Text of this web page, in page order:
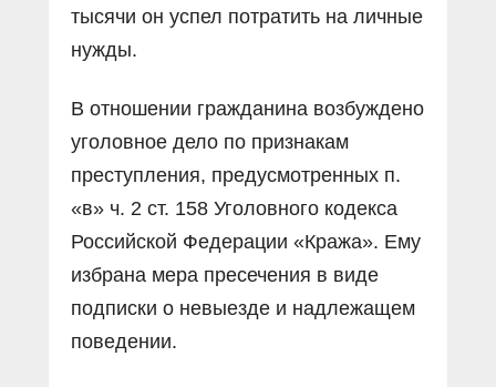
тысячи он успел потратить на личные
нужды.
В отношении гражданина возбуждено
уголовное дело по признакам
преступления, предусмотренных п.
«в» ч. 2 ст. 158 Уголовного кодекса
Российской Федерации «Кража». Ему
избрана мера пресечения в виде
подписки о невыезде и надлежащем
поведении.